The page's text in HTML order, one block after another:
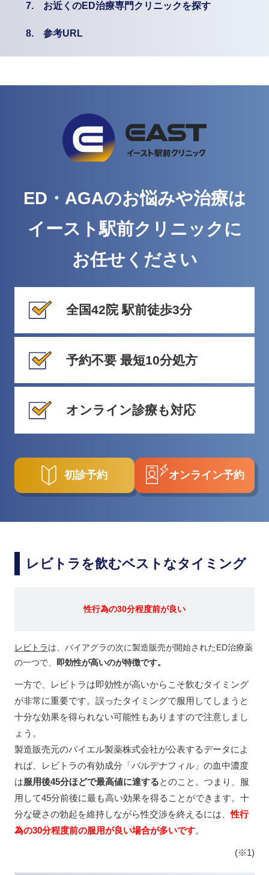
7. お近くのED治療専門クリニックを探す
8. 参考URL
ED・AGAのお悩みや治療は
イースト駅前クリニックに
お任せください
全国42院 駅前徒歩3分
予約不要 最短10分処方
オンライン診療も対応
初診予約 オンライン予約
レビトラを飲むベストなタイミング
性行為の30分程度前が良い
レビトラは、バイアグラの次に製造販売が開始されたED治療薬
の一つで、
即効性が高いのが特徴です。
一方で、レビトラは即効性が高いからこそ飲むタイミング
が非常に重要です。誤ったタイミングで服用してしまうと
十分な効果を得られない可能性もありますので注意しまし
ょう。
製造販売元のバイエル製薬株式会社が公表するデータによ
れば、レビトラの有効成分「バルデナフィル」の血中濃度
は服用後45分ほどで最高値に達するとのこと。つまり、服
用して45分前後に最も高い効果を得ることができます。十
分な硬さの勃起を維持しながら性交渉を終えるには、性行
為の30分程度前の服用が良い場合が多いです。
(※1)